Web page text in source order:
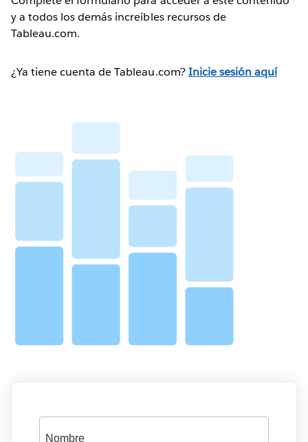
y a todos los demás increíbles recursos de
Tableau.com.
¿Ya tiene cuenta de Tableau.com?Inicie sesión aquí